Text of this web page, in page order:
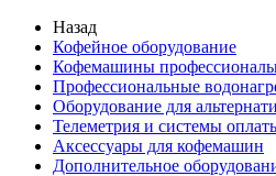
Назад
Кофейное оборудование
Кофемашины
Профессиональные
Оборудование для
Телеметрия и системы
Аксессуары для кофемашин
Дополнительное